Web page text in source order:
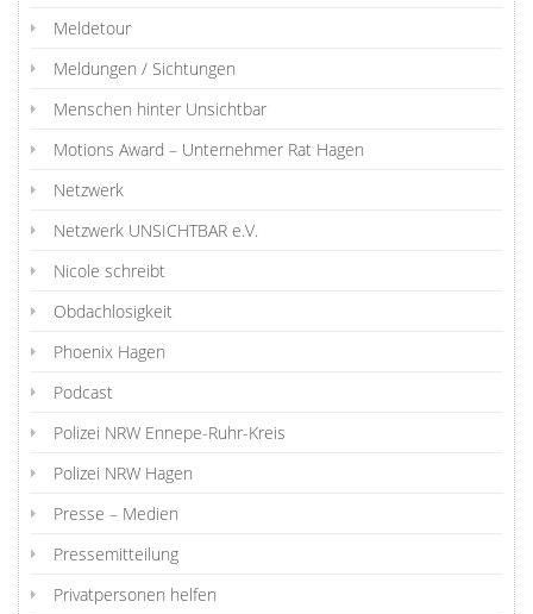
Meldetour
Meldungen / Sichtungen
Menschen hinter Unsichtbar
Motions Award – Unternehmer Rat Hagen
Netzwerk
Netzwerk UNSICHTBAR e.V.
Nicole schreibt
Obdachlosigkeit
Phoenix Hagen
Podcast
Polizei NRW Ennepe-Ruhr-Kreis
Polizei NRW Hagen
Presse – Medien
Pressemitteilung
Privatpersonen helfen